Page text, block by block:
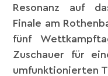
Resonanz auf
Finale am
fünf
Zuschauer für
umfunktionierten